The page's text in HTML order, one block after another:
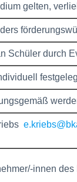
gelten,
Schüler durch
innen